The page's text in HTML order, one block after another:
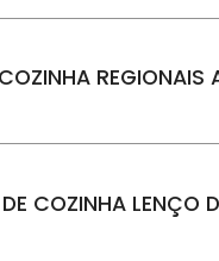
REGIONAIS
COZINHA LENÇO